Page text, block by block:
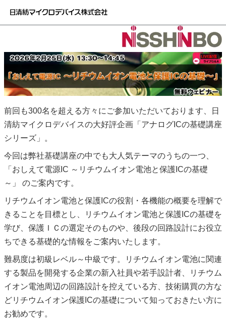
前回も300名を超える方々にご参加いただいております、日
清紡マイクロデバイスの大好評企画「アナログICの基礎講座
シリーズ」。
今回は弊社基礎講座の中でも大人気テーマのうちの一つ、
「おしえて電源IC ～リチウムイオン電池と保護ICの基礎
～」 のご案内です。
リチウムイオン電池と保護ICの役割・各機能の概要を理解で
きることを目標とし、リチウムイオン電池と保護ICの基礎を
学び、保護ＩＣの選定そのものや、後段の回路設計にお役立
ちできる基礎的な情報をご案内いたします。
難易度は初級レベル～中級です。リチウムイオン電池に関連
する製品を開発する企業の新入社員や若手設計者、リチウム
イオン電池周辺の回路設計を控えている方、技術購買の方な
どリチウムイオン保護ICの基礎について知っておきたい方に
お勧めです。